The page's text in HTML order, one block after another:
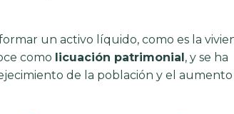
un activo líquido, como es la
como licuación patrimonial, y se ha
de la población y el